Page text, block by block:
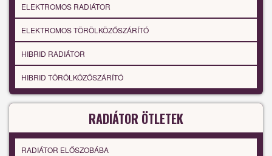
ELEKTROMOS RADIÁTOR
ELEKTROMOS TÖRÖLKÖZŐSZÁRÍTÓ
HIBRID RADIÁTOR
HIBRID TÖRÖLKÖZŐSZÁRÍTÓ
RADIÁTOR ÖTLETEK
RADIÁTOR ELŐSZOBÁBA